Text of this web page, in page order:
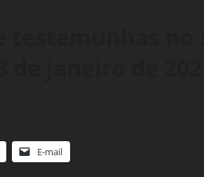
E-mail